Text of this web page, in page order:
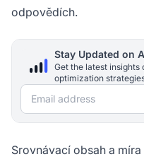
odpovědích.
Stay Updated on
Get the latest insights
optimization
Email address
Srovnávací obsah a míra